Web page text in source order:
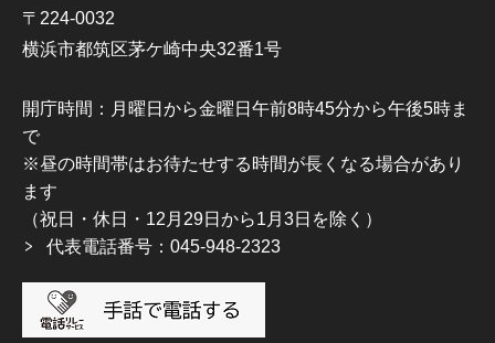
〒224-0032
横浜市都筑区茅ケ崎中央32番1号
開庁時間：月曜日から金曜日午前8時45分から午後5時ま
で
※昼の時間帯はお待たせする時間が長くなる場合があり
ます
（祝日・休日・12月29日から1月3日を除く）
代表電話番号：045-948-2323